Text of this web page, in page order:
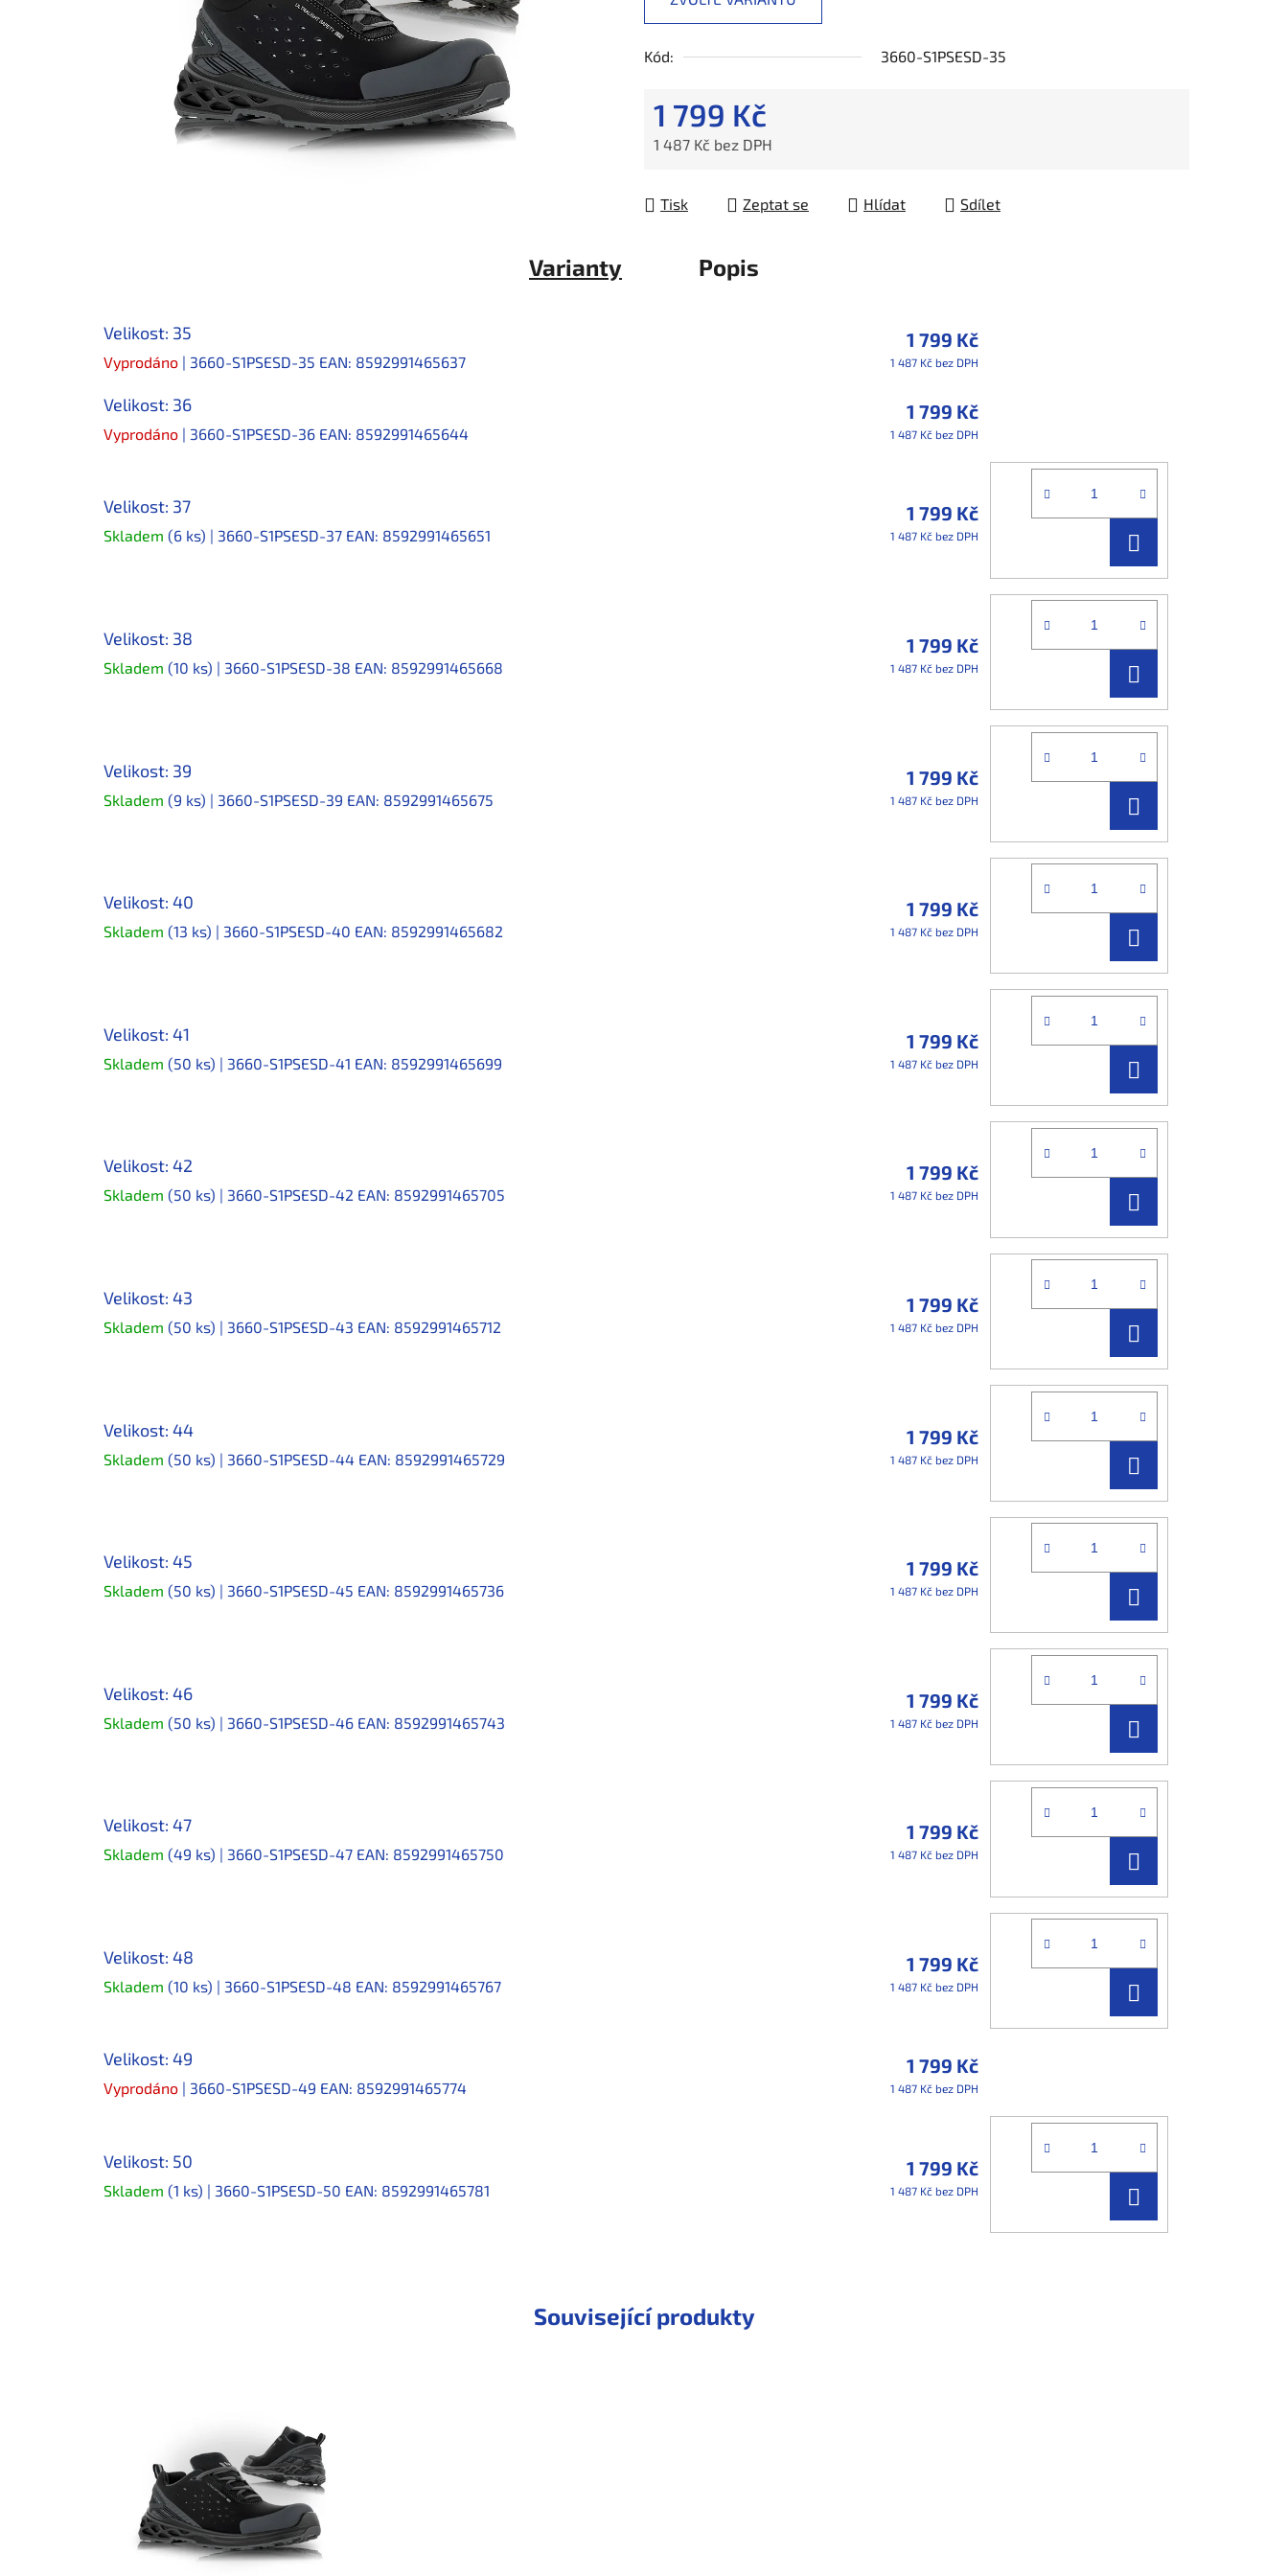
Kód: 3660-S1PSESD-35
1 799 Kč
1 487 Kč bez DPH
Tisk
Zeptat se Hlídat Sdílet
Varianty Popis
Velikost: 35
Vyprodáno | 3660-S1PSESD-35 EAN: 8592991465637
1 799 Kč
1 487 Kč bez DPH
Velikost: 36
Vyprodáno | 3660-S1PSESD-36 EAN: 8592991465644
1 799 Kč
1 487 Kč bez DPH
Velikost: 37
Skladem (6 ks) | 3660-S1PSESD-37 EAN: 8592991465651
1 799 Kč
1 487 Kč bez DPH
KOŠÍKU
Velikost: 38
Skladem (10 ks) | 3660-S1PSESD-38 EAN: 8592991465668
1 799 Kč
1 487 Kč bez DPH
KOŠÍKU
Velikost: 39
Skladem (9 ks) | 3660-S1PSESD-39 EAN: 8592991465675
1 799 Kč
1 487 Kč bez DPH
KOŠÍKU
Velikost: 40
Skladem (13 ks) | 3660-S1PSESD-40 EAN: 8592991465682
1 799 Kč
1 487 Kč bez DPH
KOŠÍKU
Velikost: 41
Skladem (50 ks) | 3660-S1PSESD-41 EAN: 8592991465699
1 799 Kč
1 487 Kč bez DPH
KOŠÍKU
Velikost: 42
Skladem (50 ks) | 3660-S1PSESD-42 EAN: 8592991465705
1 799 Kč
1 487 Kč bez DPH
KOŠÍKU
Velikost: 43
Skladem (50 ks) | 3660-S1PSESD-43 EAN: 8592991465712
1 799 Kč
1 487 Kč bez DPH
KOŠÍKU
Velikost: 44
Skladem (50 ks) | 3660-S1PSESD-44 EAN: 8592991465729
1 799 Kč
1 487 Kč bez DPH
KOŠÍKU
Velikost: 45
Skladem (50 ks) | 3660-S1PSESD-45 EAN: 8592991465736
1 799 Kč
1 487 Kč bez DPH
KOŠÍKU
Velikost: 46
Skladem (50 ks) | 3660-S1PSESD-46 EAN: 8592991465743
1 799 Kč
1 487 Kč bez DPH
KOŠÍKU
Velikost: 47
Skladem (49 ks) | 3660-S1PSESD-47 EAN: 8592991465750
1 799 Kč
1 487 Kč bez DPH
KOŠÍKU
Velikost: 48
Skladem (10 ks) | 3660-S1PSESD-48 EAN: 8592991465767
1 799 Kč
1 487 Kč bez DPH
KOŠÍKU
Velikost: 49
Vyprodáno | 3660-S1PSESD-49 EAN: 8592991465774
1 799 Kč
1 487 Kč bez DPH
Velikost: 50
Skladem (1 ks) | 3660-S1PSESD-50 EAN: 8592991465781
1 799 Kč
1 487 Kč bez DPH
KOŠÍKU
Související produkty